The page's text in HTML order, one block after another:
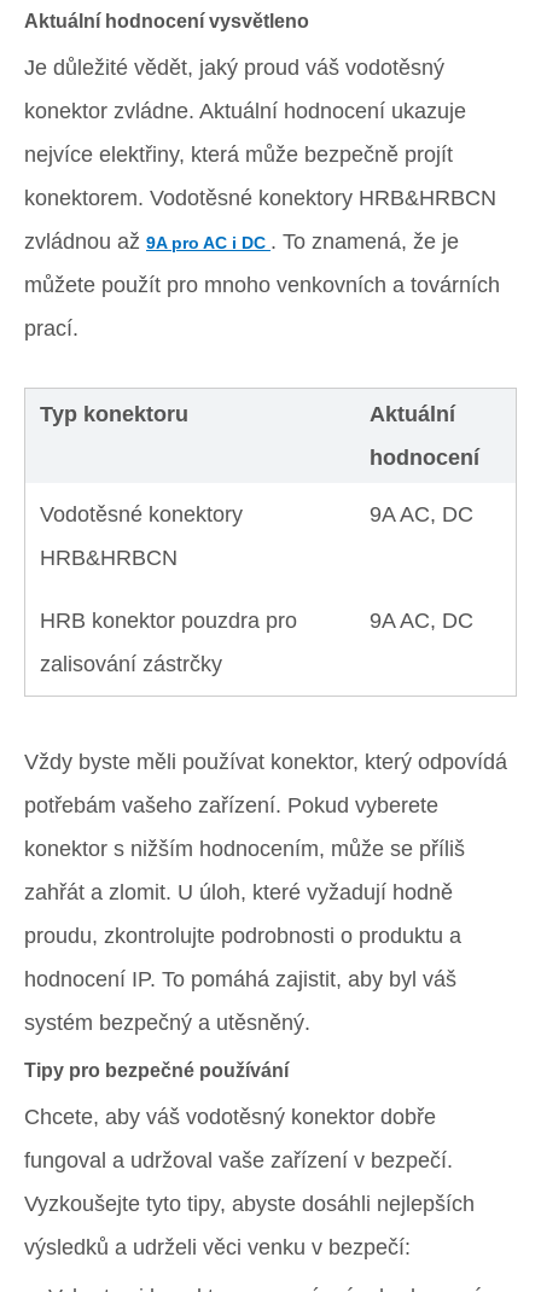
Aktuální hodnocení vysvětleno
Je důležité vědět, jaký proud váš vodotěsný
konektor zvládne. Aktuální hodnocení ukazuje
nejvíce elektřiny, která může bezpečně projít
konektorem. Vodotěsné konektory HRB&HRBCN
zvládnou až 9A pro AC i DC . To znamená, že je
můžete použít pro mnoho venkovních a továrních
prací.
Typ konektoru
Aktuální
hodnocení
Vodotěsné konektory
HRB&HRBCN
9A AC, DC
HRB konektor pouzdra pro
zalisování zástrčky
9A AC, DC
Vždy byste měli používat konektor, který odpovídá
potřebám vašeho zařízení. Pokud vyberete
konektor s nižším hodnocením, může se příliš
zahřát a zlomit. U úloh, které vyžadují hodně
proudu, zkontrolujte podrobnosti o produktu a
hodnocení IP. To pomáhá zajistit, aby byl váš
systém bezpečný a utěsněný.
Tipy pro bezpečné používání
Chcete, aby váš vodotěsný konektor dobře
fungoval a udržoval vaše zařízení v bezpečí.
Vyzkoušejte tyto tipy, abyste dosáhli nejlepších
výsledků a udrželi věci venku v bezpečí: